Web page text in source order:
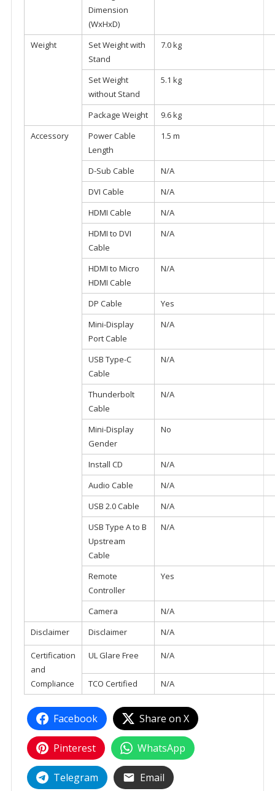
Dimension
(WxHxD)
Weight
Set Weight with
Stand
7.0 kg
Set Weight
without Stand
5.1 kg
Package Weight
9.6 kg
Accessory
Power Cable
Length
1.5 m
D-Sub Cable
N/A
DVI Cable
N/A
HDMI Cable
N/A
HDMI to DVI
Cable
N/A
HDMI to Micro
HDMI Cable
N/A
DP Cable
Yes
Mini-Display
Port Cable
N/A
USB Type-C
Cable
N/A
Thunderbolt
Cable
N/A
Mini-Display
Gender
No
Install CD
N/A
Audio Cable
N/A
USB 2.0 Cable
N/A
USB Type A to B
Upstream
Cable
N/A
Remote
Controller
Yes
Camera
N/A
Disclaimer
Disclaimer N/A
Certification
and
Compliance
UL Glare Free N/A
TCO Certified N/A
Facebook Share on X
Pinterest WhatsApp
Telegram Email